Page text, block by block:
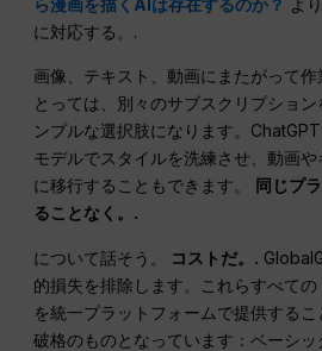
に対応する。.
画像、テキスト、動画にまたがって
とっては、別々のサブスクリプショ
ンプルな選択肢になります。
モデルでスタイルを洗練させ、動画
に移行することもできます。 同じプ
ることなく。.
について話そう。 コストだ。.
的損失を排除します。これらすべて
を統一プラットフォームで提供する
破格のものとなっています：ベーシ